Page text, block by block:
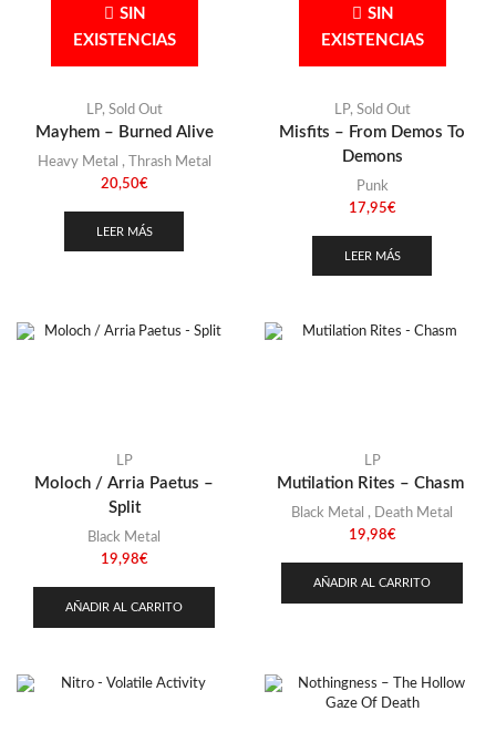
SIN
EXISTENCIAS
LP, Sold Out
Mayhem – Burned Alive
Heavy Metal ,
Thrash Metal
20,50€
LEER MÁS
SIN
EXISTENCIAS
LP, Sold Out
Misfits – From Demos To
Demons
Punk
17,95€
LEER MÁS
LP
Moloch / Arria Paetus –
Split
Black Metal
19,98€
AÑADIR AL CARRITO
LP
Mutilation Rites – Chasm
Black Metal , Death Metal
19,98€
AÑADIR AL CARRITO